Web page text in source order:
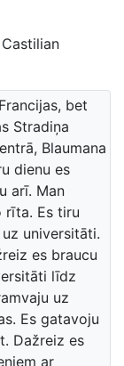
bet
Stradiņa
Blaumana
dienu es
arī. Man
rīta. Es tiru
universitāti.
es braucu
līdz
uz
Es gatavoju
Dažreiz es
ar